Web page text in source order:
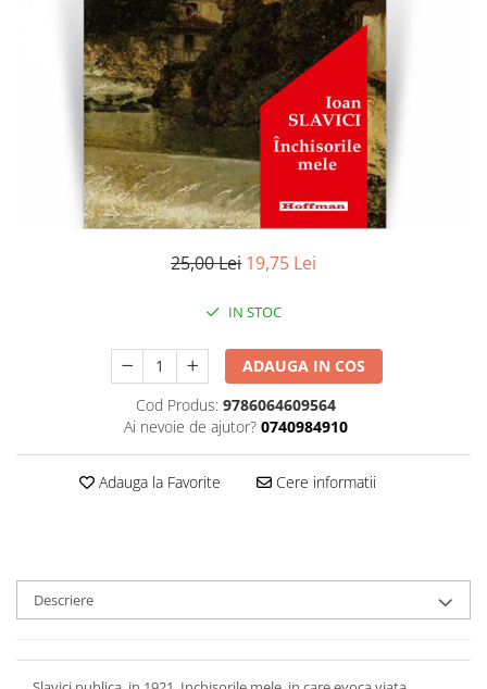
Literatura
Contemporana
Universala
Universala
Non-fictiune
Publicistica / Reportaje / Interviuri
Sociologie si filozofie
25,00 Lei 19,75 Lei
IN STOC
ADAUGA IN COS
Cod Produs: 9786064609564
Ai nevoie de ajutor? 0740984910
Adauga la Favorite Cere informatii
Descriere